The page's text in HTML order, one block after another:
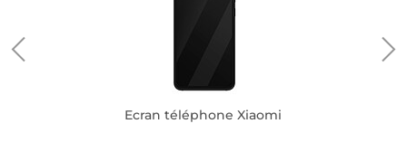
Ecran téléphone Xiaomi